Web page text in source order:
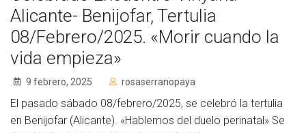
Alicante- Benijofar, Tertulia
08/Febrero/2025. «Morir cuando la
vida empieza»
9 febrero, 2025 rosaserranopaya
El pasado sábado 08/febrero/2025, se celebró la tertulia
en Benijofar (Alicante). «Hablemos del duelo perinatal» Se